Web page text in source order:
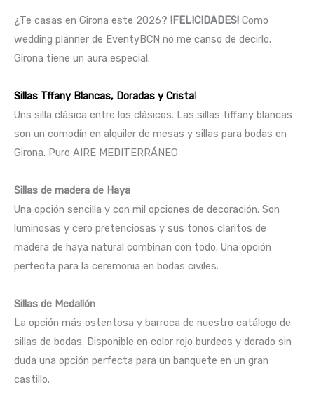
¿Te casas en Girona este 2026? !FELICIDADES! Como
wedding planner de EventyBCN no me canso de decirlo.
Girona tiene un aura especial.
Sillas Tffany Blancas, Doradas y Cristal
Uns silla clásica entre los clásicos. Las sillas tiffany blancas
son un comodín en alquiler de mesas y sillas para bodas en
Girona. Puro AIRE MEDITERRÁNEO
Sillas de madera de Haya
Una opción sencilla y con mil opciones de decoración. Son
luminosas y cero pretenciosas y sus tonos claritos de
madera de haya natural combinan con todo. Una opción
perfecta para la ceremonia en bodas civiles.
Sillas de Medallón
La opción más ostentosa y barroca de nuestro catálogo de
sillas de bodas. Disponible en color rojo burdeos y dorado sin
duda una opción perfecta para un banquete en un gran
castillo.